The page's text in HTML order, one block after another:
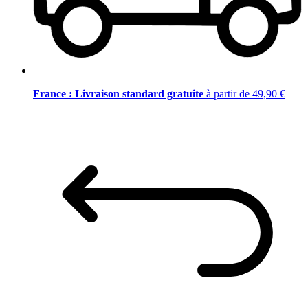
France : Livraison standard gratuite à partir de 49,90 €